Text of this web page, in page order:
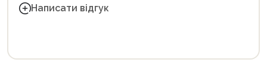
Написати відгук